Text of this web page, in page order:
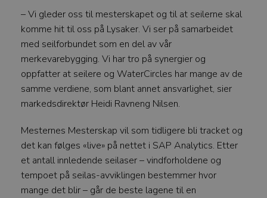
– Vi gleder oss til mesterskapet og til at seilerne skal
komme hit til oss på Lysaker. Vi ser på samarbeidet
med seilforbundet som en del av vår
merkevarebygging. Vi har tro på synergier og
oppfatter at seilere og WaterCircles har mange av de
samme verdiene, som blant annet ansvarlighet, sier
markedsdirektør Heidi Ravneng Nilsen.
Mesternes Mesterskap vil som tidligere bli tracket og
det kan følges «live» på nettet i SAP Analytics. Etter
et antall innledende seilaser – vindforholdene og
tempoet på seilas-avviklingen bestemmer hvor
mange det blir – går de beste lagene til en